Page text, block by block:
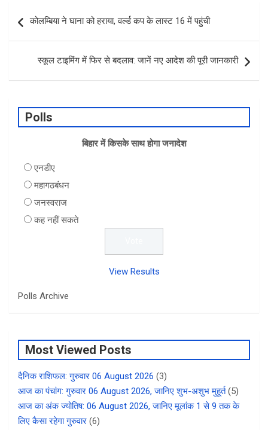
navigation
कोलम्बिया ने घाना को हराया, वर्ल्ड कप के लास्ट 16 में पहुंची
स्कूल टाइमिंग में फिर से बदलाव: जानें नए आदेश की पूरी जानकारी
Polls
बिहार में किसके साथ होगा जनादेश
एनडीए
महागठबंधन
जनस्वराज
कह नहीं सकते
View Results
Polls Archive
Most Viewed Posts
दैनिक राशिफल: गुरुवार 06 August 2026 (3)
आज का पंचांग: गुरुवार 06 August 2026, जानिए शुभ-अशुभ मुहूर्त (5)
आज का अंक ज्योतिष: 06 August 2026, जानिए मूलांक 1 से 9 तक के
लिए कैसा रहेगा गुरुवार (6)